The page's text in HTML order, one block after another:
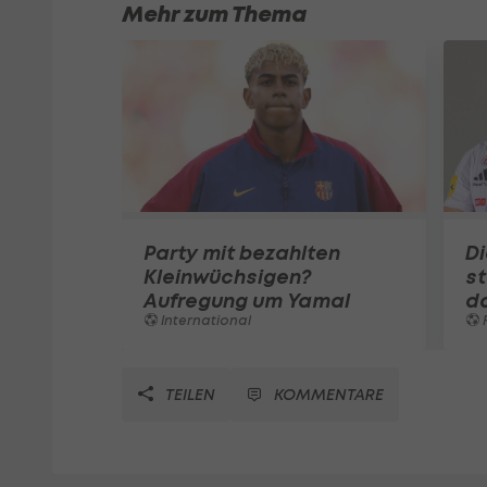
Mehr zum Thema
Party mit bezahlten
Kleinwüchsigen?
Aufregung um Yamal
International
TEILEN KOMMENTARE